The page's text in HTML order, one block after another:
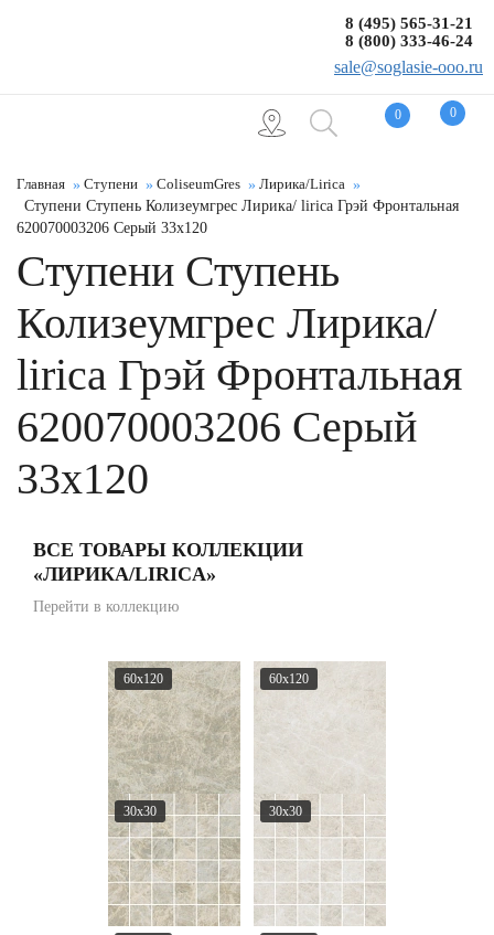
0 0
8 (495) 565-31-21
8 (800) 333-46-24
sale@soglasie-ooo.ru
Главная Ступени ColiseumGres
Лирика/Lirica
Ступени Ступень Колизеумгрес Лирика/ lirica Грэй Фронтальная
620070003206 Серый 33x120
Ступени Ступень
Колизеумгрес Лирика/
lirica Грэй Фронтальная
620070003206 Серый
33x120
ВСЕ ТОВАРЫ КОЛЛЕКЦИИ
«ЛИРИКА/LIRICA»
Перейти в коллекцию
60x120 60x120
30x30 30x30